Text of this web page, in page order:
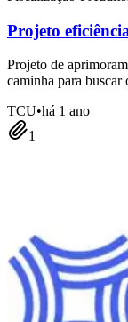
Projeto
Projeto de
caminha para buscar
TCU•há 1 ano
1